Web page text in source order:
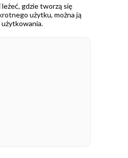
gdzie tworzą się
użytku, można ją
użytkowania.